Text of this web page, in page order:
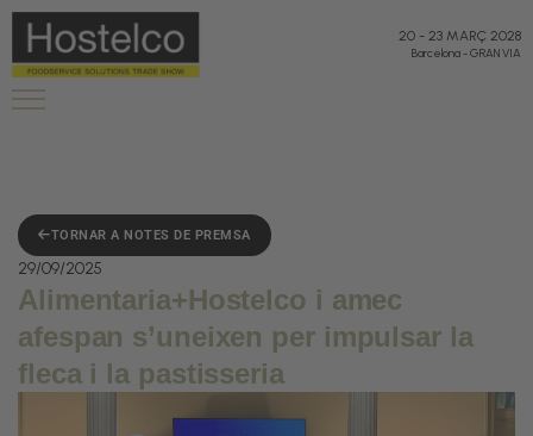
20 - 23 MARÇ 2028
Barcelona-GRAN VIA
TORNAR A NOTES DE PREMSA
29/09/2025
Alimentaria+Hostelco i amec
afespan s’uneixen per impulsar la
fleca i la pastisseria